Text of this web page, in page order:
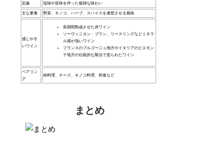
定義 塩味や旨味を伴った複雑な味わい
主な要素 野菜、キノコ、ハーブ、スパイスを連想させる風味
感じやす
いワイン
長期間熟成させた赤ワイン
ソーヴィニヨン・ブラン、リースリングなどミネラ
ル感が強いワイン
フランスのブルゴーニュ地方やイタリアのピエモン
テ地方の伝統的な製法で造られたワイン
ペアリン
グ
肉料理、チーズ、キノコ料理、和食など
まとめ